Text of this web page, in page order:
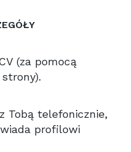
(za pomocą
Tobą telefonicznie,
profilowi